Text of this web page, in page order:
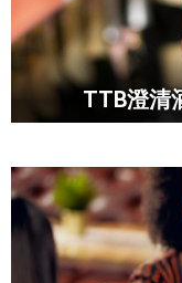
TTB澄清